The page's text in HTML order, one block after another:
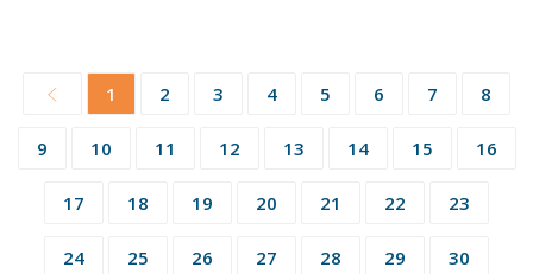
1 2 3 4 5 6 7 8
9 10 11 12 13 14 15 16
17 18 19 20 21 22 23
24 25 26 27 28 29 30